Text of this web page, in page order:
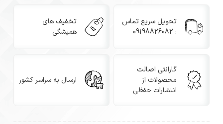
تحویل سریع تماس
: 09198826082
تخفیف های
همیشگی
گارانتی اصالت
محصولات از
انتشارات حفظی
ارسال به سراسر کشور